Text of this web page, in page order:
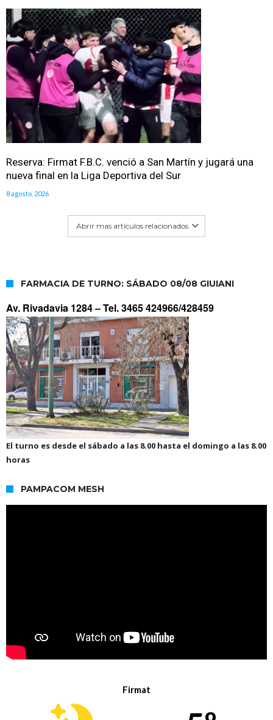
Reserva: Firmat F.B.C. venció a San Martín y jugará una
nueva final en la Liga Deportiva del Sur
8 agosto, 2026
Abrir mas artículos relacionados
FARMACIA DE TURNO: SÁBADO 08/08 GIUIANI
Av. Rivadavia 1284 –Tel. 3465 424966/428459
El turno es desde el sábado a las 8.00 hasta el domingo a las 8.00
horas
PAMPACOM MESH
Firmat